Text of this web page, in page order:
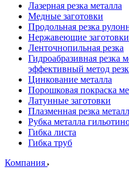
Лазерная резка металла
Медные заготовки
Продольная резка
Нержавеющие заготовки
Ленточнопильная резка
Гидроабразивная резка
эффективный метод
Цинкование металла
Порошковая покраска
Латунные заготовки
Плазменная резка
Рубка металла
Гибка листа
Гибка труб
Компания